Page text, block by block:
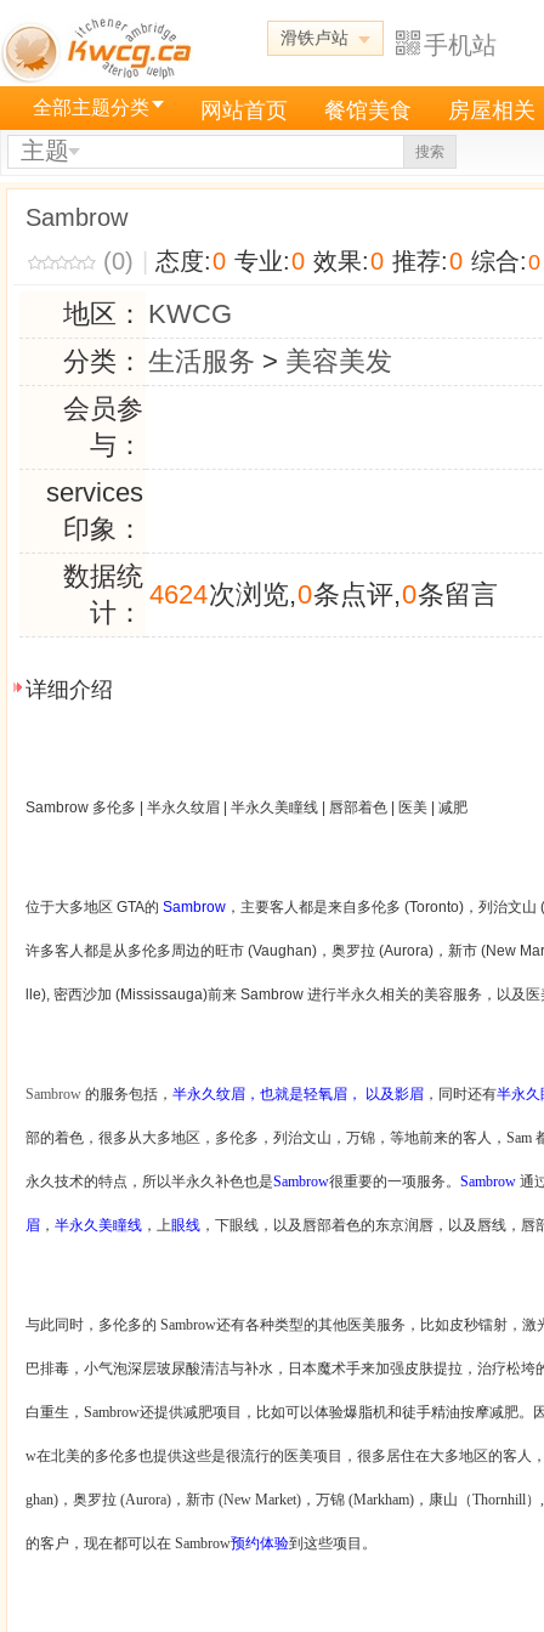
滑铁卢站 手机站
全部主题分类 网站首页 餐馆美食 房屋相关
主题 搜索
Sambrow
(0)
态度:0 专业:0 效果:0 推荐:0 综合:0
地区： KWCG
分类： 生活服务 > 美容美发
会员参
与：
services
印象：
数据统
计：
4624次浏览,0条点评,0条留言
详细介绍
Sambrow 多伦多 半永久纹眉 半永久美瞳线 唇部着色 医美 减肥
位于大多地区 GTA的 Sambrow ，主要客人都是来自多伦多 (Toronto) ，列治文山
许多客人都是从多伦多周边的旺市 (Vaughan) ，奥罗拉 (Aurora) ，新市 (New
lle), 密西沙加 (Mississauga)前来 Sambrow 进行半永久相关的美容服务，以及
Sambrow 的服务包括， 半永久纹眉，也就是轻氧眉， 以及影眉 ，同时还有半永久
部的着色，很多从大多地区，多伦多，列治文山，万锦，等地前来的客人， Sam
永久技术的特点，所以半永久补色也是Sambrow很重要的一项服务。 Sambrow 通
眉 ， 半永久美瞳线 ，上眼线 ，下眼线，以及唇部着色的东京润唇，以及唇线，唇
与此同时，多伦多的 Sambrow还有各种类型的其他医美服务，比如皮秒镭射，
巴排毒，小气泡深层玻尿酸清洁与补水，日本魔术手来加强皮肤提拉，治疗松
白重生， Sambrow还提供减肥项目，比如可以体验爆脂机和徒手精油按摩减肥。
w在北美的多伦多也提供这些是很流行的医美项目，很多居住在大多地区的客人
ghan) ，奥罗拉 (Aurora) ，新市 (New Market) ，万锦 (Markham) ，康山（Thornhill）
的客户，现在都可以在 Sambrow预约体验到这些项目。